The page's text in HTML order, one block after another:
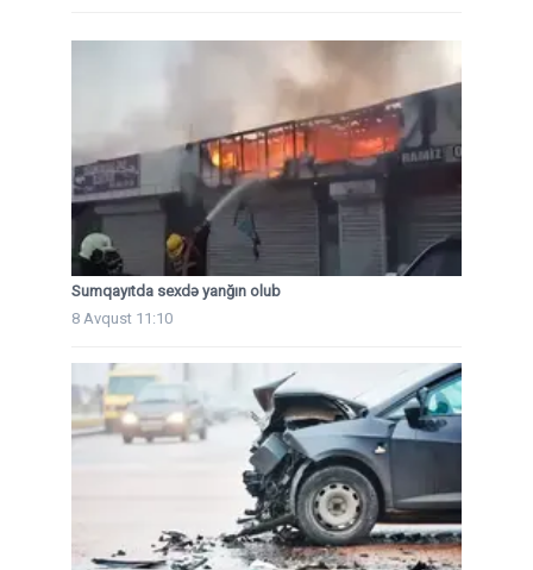
Sumqayıtda sexdə yanğın olub
8 Avqust 11:10